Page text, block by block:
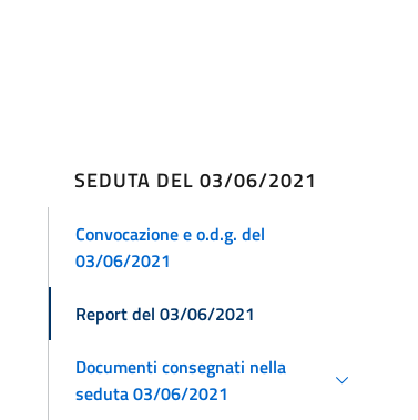
SEDUTA DEL 03/06/2021
Convocazione e o.d.g. del
03/06/2021
Report del 03/06/2021
Documenti consegnati nella
seduta 03/06/2021